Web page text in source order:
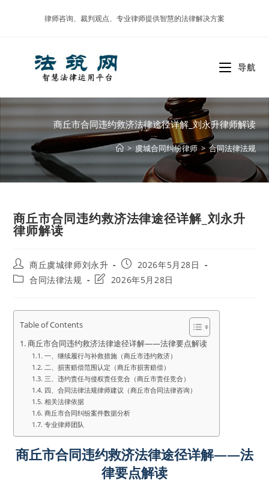
律师咨询、裁判观点、专业律师提供智慧的法律解决方案
导航
商丘市合同违约救济法律途径详解_刘永升律师解读
> 虞城合同纠纷律师 > 合同法律法规
商丘市合同违约救济法律途径详解_刘永升
律师解读
Post
author:
商丘虞城律师刘永升
Post
published:
2026年5月28日
Post合同法律法规
Post2026年5月28日
Table of Contents
商丘市合同违约救济法律途径详解——法律要点解读
一、继续履行与补救措施（商丘市违约救济）
二、损害赔偿范围认定（商丘市损害赔偿）
三、违约责任与侵权责任竞合（商丘市责任竞合）
四、合同法律法规律师建议（商丘市合同法律咨询）
相关法律依据
商丘市合同纠纷案件数据分析
专业律师团队
商丘市合同违约救济法律途径详解——法
律要点解读